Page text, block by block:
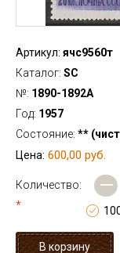
Артикул: ячс9560т
Каталог: SC
№: 1890-1892А
Год: 1957
Состояние: **
Цена: 600,00 руб.
Количество:
*
—